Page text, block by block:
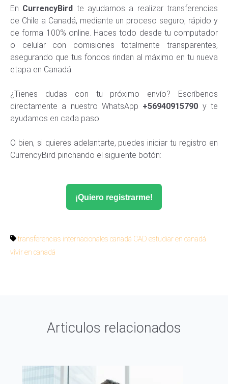
En CurrencyBird te ayudamos a realizar transferencias
de Chile a Canadá, mediante un proceso seguro, rápido y
de forma 100% online. Haces todo desde tu computador
o celular con comisiones totalmente transparentes,
asegurando que tus fondos rindan al máximo en tu nueva
etapa en Canadá.
¿Tienes dudas con tu próximo envío? Escríbenos
directamente a nuestro WhatsApp +56940915790 y te
ayudamos en cada paso.
O bien, si quieres adelantarte, puedes iniciar tu registro en
CurrencyBird pinchando el siguiente botón:
¡Quiero registrarme!
transferencias internacionales canadá CAD estudiar en canadá
vivir en canadá
Articulos relacionados